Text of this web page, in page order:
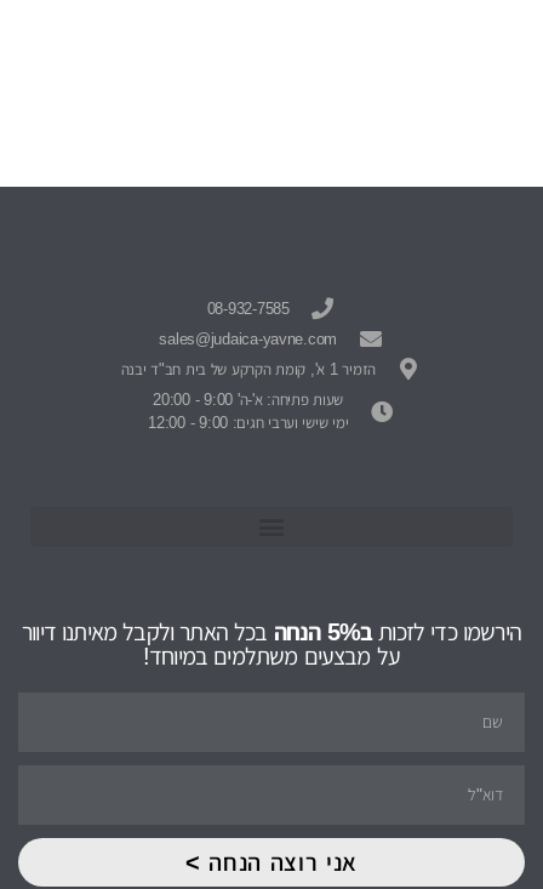
08-932-7585
sales@judaica-yavne.com
הזמיר 1 א', קומת הקרקע של בית חב"ד יבנה
שעות פתיחה: א'-ה' 9:00 - 20:00
ימי שישי וערבי חגים: 9:00 - 12:00
הירשמו כדי לזכותב5% הנחה
בכל האתר ולקבל מאיתנו דיוור
על מבצעים משתלמים במיוחד!
אני רוצה הנחה >